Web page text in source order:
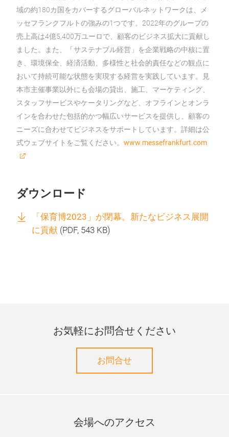
域の約180カ国をカバーするグローバルネットワークは、メ
ッセフランクフルトの強みの1つです。2022年のグループの
売上高は4億5,400万ユーロで、顧客のビジネス拡大に貢献し
ました。また、「サステナブル経営」を企業戦略の中核に置
き、環境保全、経済活動、多様性と社会的責任などの観点に
おいて持続可能な状態を実現する経営を実践しています。見
本市主催事業以外にも会場の貸出、施工、マーケティング、
スタッフサービスやケータリングなど、オフラインとオンラ
インを合わせた包括的かつ幅広いサービスを提供し、顧客の
ニーズに合わせてビジネスをサポートしています。詳細は公
式ウェブサイトをご覧ください。 www.messefrankfurt.com
ダウンロード
「保育博2023」が閉幕。新たなビジネス展開
に貢献 (PDF, 543 KB)
お気軽にお問合せください
お問合せ
会場へのアクセス